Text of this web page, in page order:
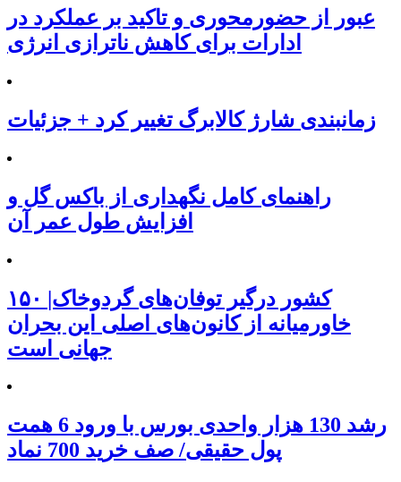
عبور از حضورمحوری و تاکید بر عملکرد در
ادارات برای کاهش ناترازی انرژی
زمانبندی شارژ کالابرگ تغییر کرد + جزئیات
راهنمای کامل نگهداری از باکس گل و
افزایش طول عمر آن
۱۵۰ کشور درگیر توفان‌های گردوخاک|
خاورمیانه از کانون‌های اصلی این بحران
جهانی است
رشد 130 هزار واحدی بورس با ورود 6 همت
پول حقیقی/ صف خرید 700 نماد